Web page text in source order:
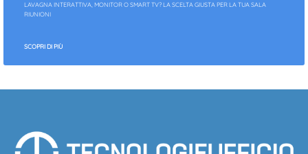
LAVAGNA INTERATTIVA, MONITOR O SMART TV? LA SCELTA GIUSTA PER LA TUA SALA
RIUNIONI
SCOPRI DI PIÙ